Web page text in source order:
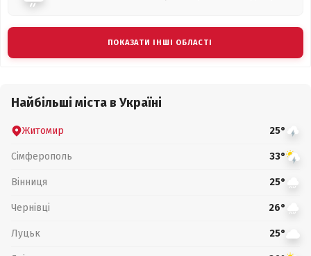
ПОКАЗАТИ ІНШІ ОБЛАСТІ
Найбільші міста в Україні
Житомир 25°
Сімферополь 33°
Вінниця 25°
Чернівці 26°
Луцьк 25°